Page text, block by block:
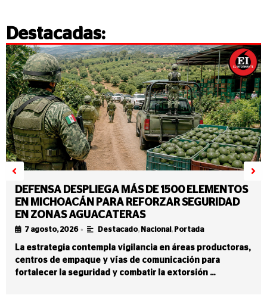
Destacadas:
DEFENSA DESPLIEGA MÁS DE 1500 ELEMENTOS
EN MICHOACÁN PARA REFORZAR SEGURIDAD
EN ZONAS AGUACATERAS
7 agosto, 2026 • Destacado, Nacional , Portada
La estrategia contempla vigilancia en áreas productoras,
centros de empaque y vías de comunicación para
fortalecer la seguridad y combatir la extorsión …